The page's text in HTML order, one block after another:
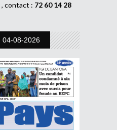
contact : 72 60 14 28
04-08-2026